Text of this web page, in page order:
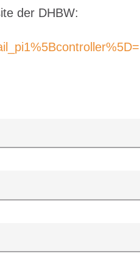
der DHBW: